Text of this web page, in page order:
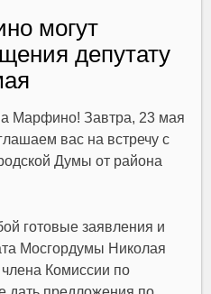
могут
депутату
Марфино! Завтра, 23 мая
вас на встречу с
Думы от района
готовые заявления и
Мосгордумы Николая
Комиссии по